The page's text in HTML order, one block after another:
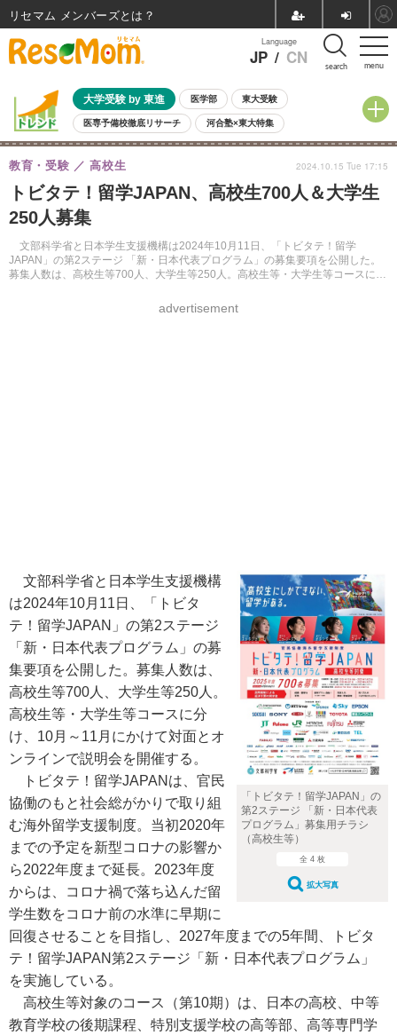
menu
Language
JP / CN search
大学受験 by 東進 医学部 東大受験
医専予備校徹底リサーチ 河合塾×東大特集
親子で考える大学選び 高校受験 中学受験 小学校受験
共通テスト 夏休み
8月開催イベント・WS 全国公立高校 過去問 人気記事
自由研究教材（小学生向け）
トビタテ！留学JAPAN、高校生700人＆大学生
250人募集
文部科学省と日本学生支援機構は2024年10月11日、「トビタテ！留学
JAPAN」の第2ステージ 「新・日本代表プログラム」の募集要項を公開した。
募集人数は、高校生等700人、大学生等250人。高校生等・大学生等コースに分
教育・受験 高校生
advertisement
2024.10.15 Tue 17:15
「トビタテ！留学JAPAN」の
第2ステージ 「新・日本代表
プログラム」募集用チラシ
（高校生等）
全 4 枚
拡大写真
文部科学省と日本学生支援機構
は2024年10月11日、「トビタ
テ！留学JAPAN」の第2ステージ
「新・日本代表プログラム」の募
集要項を公開した。募集人数は、
高校生等700人、大学生等250人。
高校生等・大学生等コースに分
け、10月～11月にかけて対面とオ
ンラインで説明会を開催する。
トビタテ！留学JAPANは、官民
協働のもと社会総がかりで取り組
む海外留学支援制度。当初2020年
までの予定を新型コロナの影響か
ら2022年度まで延長。2023年度
からは、コロナ禍で落ち込んだ留
学生数をコロナ前の水準に早期に
回復させることを目指し、2027年度までの5年間、トビタ
テ！留学JAPAN第2ステージ「新・日本代表プログラム」
を実施している。
高校生等対象のコース（第10期）は、日本の高校、中等
教育学校の後期課程、特別支援学校の高等部、高等専門学
リセマム メンバーズ